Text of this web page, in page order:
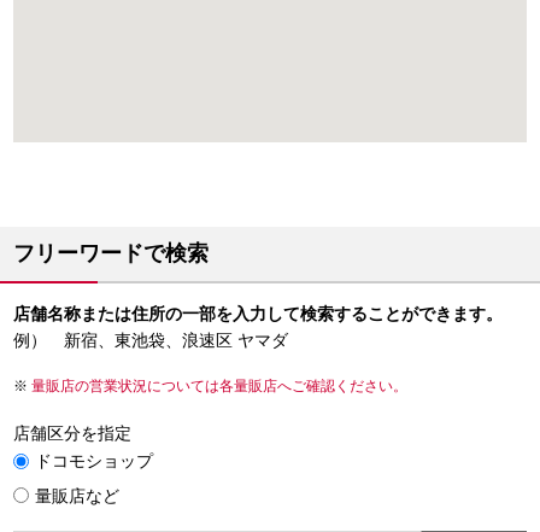
フリーワードで検索
店舗名称または住所の一部を入力して検索することができます。
例） 新宿、東池袋、浪速区 ヤマダ
量販店の営業状況については各量販店へご確認ください。
店舗区分を指定
ドコモショップ
量販店など